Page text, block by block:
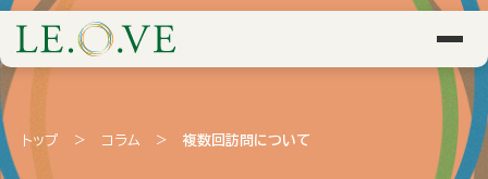
トップ > コラム > 複数回訪問について